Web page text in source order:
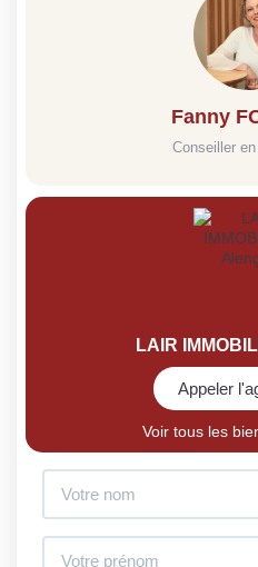
Fanny
Conseiller
LAIR
Appeler
Voir tous les